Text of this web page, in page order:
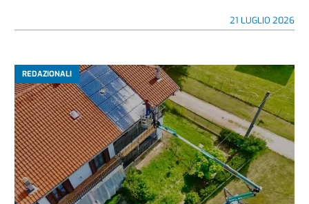
21 LUGLIO 2026
REDAZIONALI